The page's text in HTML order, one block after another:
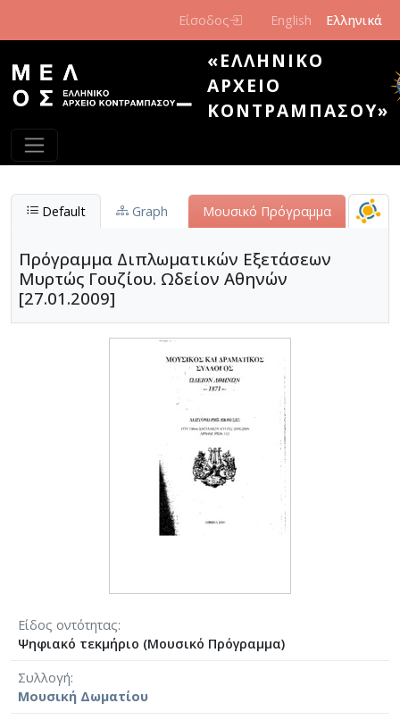
Είσοδος English Ελληνικά
«ΕΛΛΗΝΙΚΌ
ΑΡΧΕΊΟ
ΚΟΝΤΡΑΜΠΆΣΟΥ»
Default Graph Μουσικό Πρόγραμμα
Πρόγραμμα Διπλωματικών Εξετάσεων
Μυρτώς Γουζίου. Ωδείον Αθηνών
[27.01.2009]
Είδος οντότητας
Ψηφιακό τεκμήριο (Μουσικό Πρόγραμμα)
Συλλογή
Μουσική Δωματίου